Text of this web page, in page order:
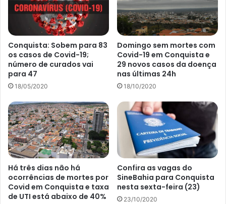
Conquista: Sobem para 83
os casos de Covid-19;
número de curados vai
para 47
18/05/2020
Domingo sem mortes com
Covid-19 em Conquista e
29 novos casos da doença
nas últimas 24h
18/10/2020
Há três dias não há
ocorrências de mortes por
Covid em Conquista e taxa
de UTI está abaixo de 40%
Confira as vagas do
SineBahia para Conquista
nesta sexta-feira (23)
23/10/2020